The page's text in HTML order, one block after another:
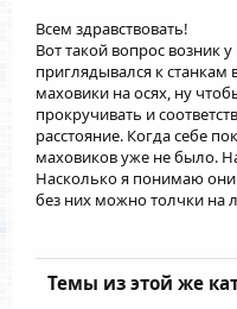
Всем здравствовать!
Вот такой вопрос возник
приглядывался к станкам
маховики на осях, ну
прокручивать и
расстояние. Когда себе
маховиков уже не было.
Насколько я понимаю
без них можно толчки на
Темы из этой же